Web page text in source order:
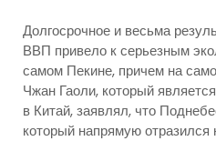
Долгосрочное и весьма
ВВП привело к серьезным
самом Пекине, причем на
Чжан Гаоли, который
в Китай, заявлял, что
который напрямую